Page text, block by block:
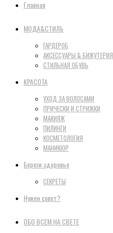
Главная
МОДА&СТИЛЬ
ГАРДЕРОБ
АКСЕССУАРЫ & БИЖУТЕРИЯ
СТИЛЬНАЯ ОБУВЬ
КРАСОТА
УХОД ЗА ВОЛОСАМИ
ПРИЧЕСКИ И СТРИЖКИ
МАКИЯЖ
ПИЛИНГИ
КОСМЕТОЛОГИЯ
МАНИКЮР
Береги здоровье
СЕКРЕТЫ
Нужен совет?
ОБО ВСЕМ НА СВЕТЕ